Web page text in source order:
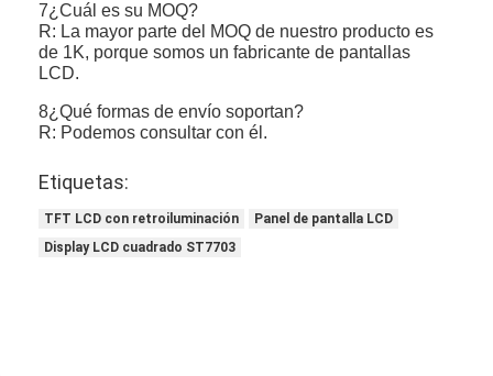
7¿Cuál es su MOQ?
R: La mayor parte del MOQ de nuestro producto es
de 1K, porque somos un fabricante de pantallas
LCD.
8¿Qué formas de envío soportan?
R: Podemos consultar con él.
Etiquetas:
TFT LCD con retroiluminación
Panel de pantalla LCD
Display LCD cuadrado ST7703